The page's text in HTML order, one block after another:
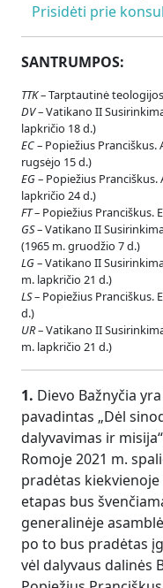
Prisidėti prie
SANTRUMPOS:
TTK– Tarptautinė
DV– Vatikano II
lapkričio 18 d.)
EC– Popiežius Pranciškus.
rugsėjo 15 d.)
EG– Popiežius Pranciškus.
lapkričio 24 d.)
FT– Popiežius Pranciškus.
GS– Vatikano II
(1965 m. gruodžio 7 d.)
LG– Vatikano II
m. lapkričio 21 d.)
LS– Popiežius Pranciškus.
d.)
UR– Vatikano II
m. lapkričio 21 d.)
1. Dievo Bažnyčia
pavadintas „Dėl
dalyvavimas ir
Romoje 2021 m.
pradėtas
etapas bus
generalinėje
po to bus pradėtas
vėl dalyvaus dalinės